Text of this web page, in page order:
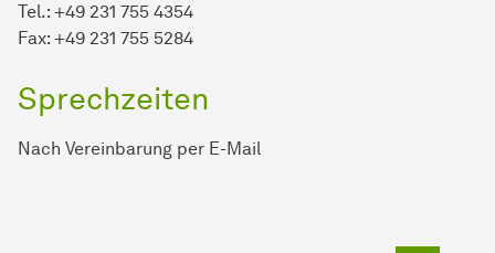
Tel.: +49 231 755 4354
Fax: +49 231 755 5284
Sprechzeiten
Nach Vereinbarung per E-Mail